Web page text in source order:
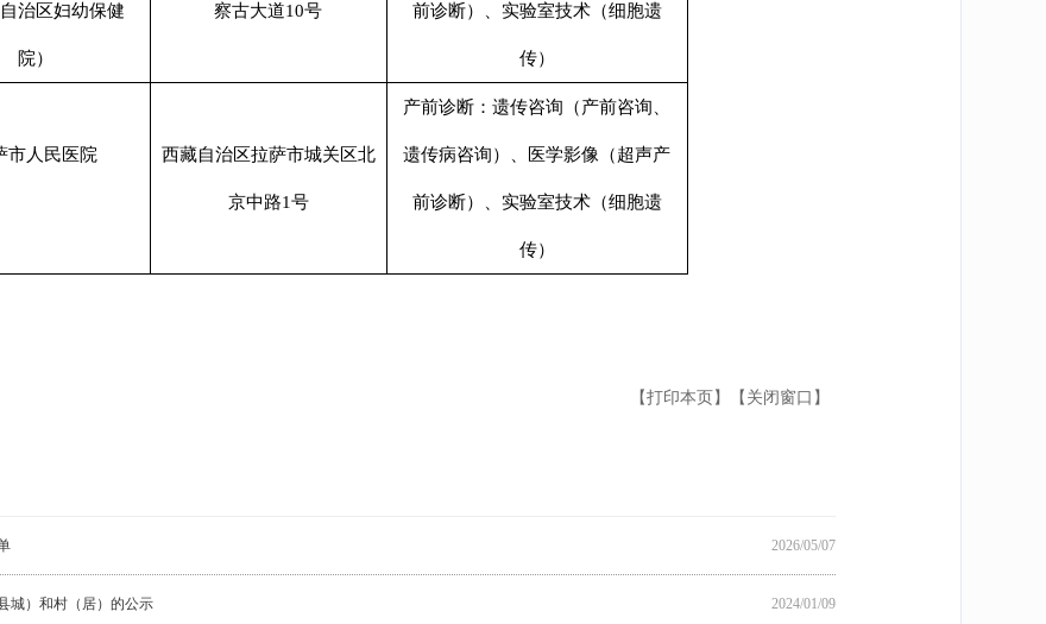
自治区妇幼保健
院）
察古大道10号 前诊断）、实验室技术（细胞遗
传）
市人民医院 西藏自治区拉萨市城关区北
京中路1号
产前诊断：遗传咨询（产前咨询、
遗传病咨询）、医学影像（超声产
前诊断）、实验室技术（细胞遗
传）
【关闭窗口】
【打印本页】
2026/05/07
城）和村（居）的公示 2024/01/09